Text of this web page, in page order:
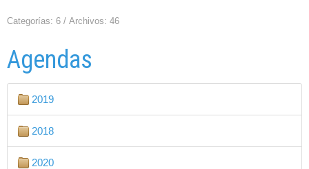
Categorías: 6 / Archivos: 46
Agendas
2019
2018
2020